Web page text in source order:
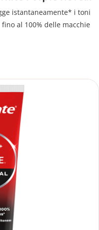
istantaneamente* i toni
al 100% delle macchie